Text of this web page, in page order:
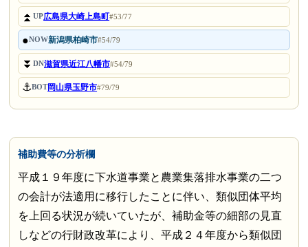
⏫UP広島県大崎上島町#53/77
●NOW新潟県柏崎市#54/79
⏬DN滋賀県近江八幡市#54/79
⚓BOT岡山県玉野市#79/79
補助費等の分析欄
平成１９年度に下水道事業と農業集落排水事業の二つ
の会計が法適用に移行したことに伴い、類似団体平均
を上回る状況が続いていたが、補助金等の細部の見直
しなどの行財政改革により、平成２４年度から類似団